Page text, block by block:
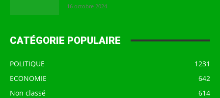
16 octobre 2024
CATÉGORIE POPULAIRE
POLITIQUE
1231
ECONOMIE
642
Non classé
614